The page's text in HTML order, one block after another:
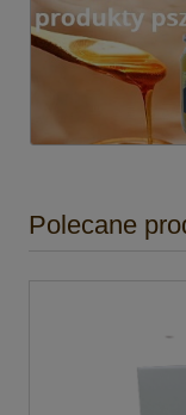
Polecane